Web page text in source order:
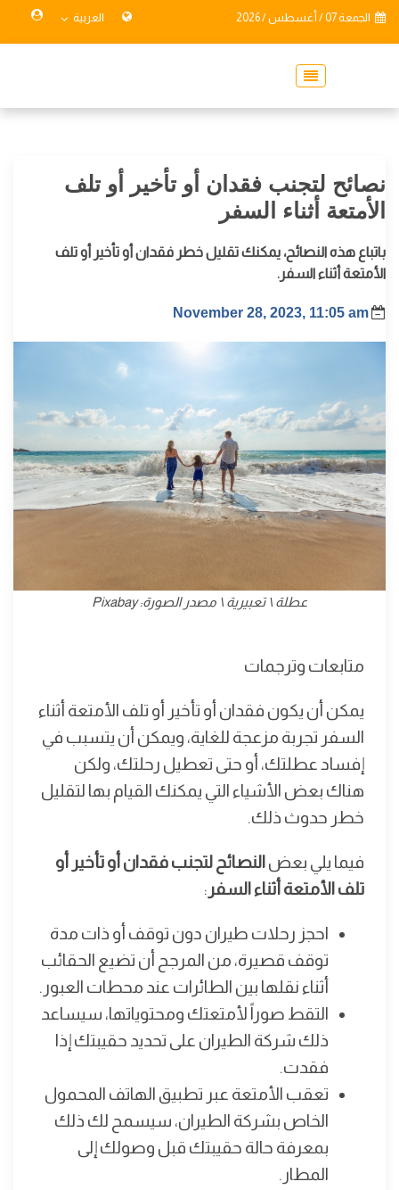
الجمعة 07 / أغسطس / 2026 العربية
نصائح لتجنب فقدان أو تأخير أو تلف
الأمتعة أثناء السفر
باتباع هذه النصائح، يمكنك تقليل خطر فقدان أو تأخير أو تلف
الأمتعة أثناء السفر.
November 28, 2023, 11:05 am
عطلة \ تعبيرية \ مصدر الصورة: Pixabay
متابعات وترجمات
يمكن أن يكون فقدان أو تأخير أو تلف الأمتعة أثناء
السفر تجربة مزعجة للغاية، ويمكن أن يتسبب في
إفساد عطلتك، أو حتى تعطيل رحلتك، ولكن
هناك بعض الأشياء التي يمكنك القيام بها لتقليل
خطر حدوث ذلك.
فيما يلي بعض النصائح لتجنب فقدان أو تأخير أو
تلف الأمتعة أثناء السفر :
احجز رحلات طيران دون توقف أو ذات مدة
توقف قصيرة، من المرجح أن تضيع الحقائب
أثناء نقلها بين الطائرات عند محطات العبور.
التقط صوراً لأمتعتك ومحتوياتها، سيساعد
ذلك شركة الطيران على تحديد حقيبتك إذا
فقدت.
تعقب الأمتعة عبر تطبيق الهاتف المحمول
الخاص بشركة الطيران، سيسمح لك ذلك
بمعرفة حالة حقيبتك قبل وصولك إلى
المطار.